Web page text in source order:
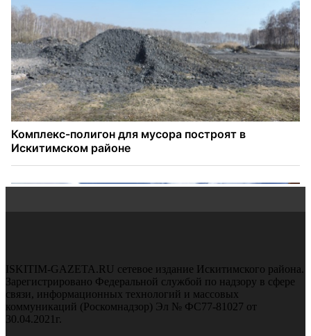
ISKITIM-GAZETA.RU сетевое издание Искитимского района.
Зарегистрировано Федеральной службой по надзору в сфере
связи, информационных технологий и массовых
коммуникаций (Роскомнадзор) Эл № ФС77-81027 от
30.04.2021г.